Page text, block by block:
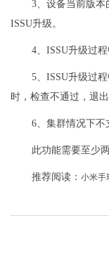
3、设备当前版
ISSU升级。
4、ISSU升级过
5、ISSU升级过
时，检查不通过，退出
6、集群情况下不
此功能需要至少
推荐阅读： 小米手